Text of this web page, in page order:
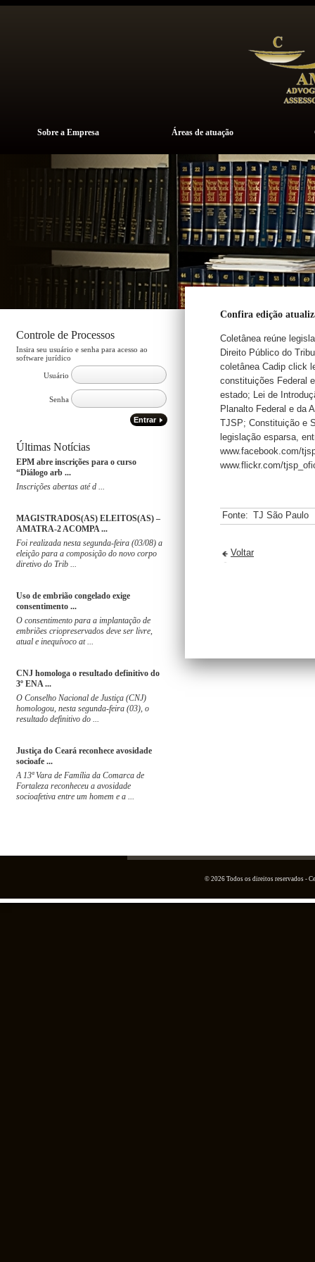
Sobre a Empresa Áreas de atuação
Controle de Processos
Insira seu usuário e senha para acesso ao
software jurídico
Usuário
Senha
Entrar
Últimas Notícias
EPM abre inscrições para o curso
“Diálogo arb ...
Inscrições abertas até d ...
MAGISTRADOS(AS) ELEITOS(AS) –
AMATRA-2 ACOMPA ...
Foi realizada nesta segunda-feira (03/08) a
eleição para a composição do novo corpo
diretivo do Trib ...
Uso de embrião congelado exige
consentimento ...
O consentimento para a implantação de
embriões criopreservados deve ser livre,
atual e inequívoco at ...
CNJ homologa o resultado definitivo do
3º ENA ...
O Conselho Nacional de Justiça (CNJ)
homologou, nesta segunda-feira (03), o
resultado definitivo do ...
Justiça do Ceará reconhece avosidade
socioafe ...
A 13ª Vara de Família da Comarca de
Fortaleza reconheceu a avosidade
socioafetiva entre um homem e a ...
Confira edição
Coletânea reúne
Direito Público do
coletânea Cadip click
constituições Federal
estado; Lei de
Planalto Federal e da
TJSP; Constituição e
legislação esparsa,
www.facebook.com/
www.flickr.com/
Fonte: TJ São Paulo
Voltar
© 2026 Todos os direitos reservados -